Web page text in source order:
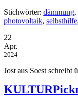
Stichwörter: dämmung,
photovoltaik, selbsthilfe,
22
Apr.
2024
Jost aus Soest schreibt